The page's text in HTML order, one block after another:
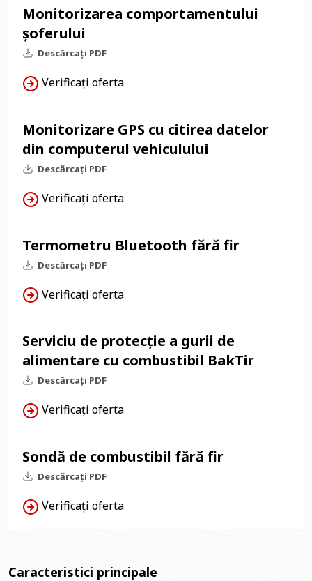
Monitorizarea comportamentului
șoferului
Descărcați PDF
Verificați oferta
Monitorizare GPS cu citirea datelor
din computerul vehiculului
Descărcați PDF
Verificați oferta
Termometru Bluetooth fără fir
Descărcați PDF
Verificați oferta
Serviciu de protecție a gurii de
alimentare cu combustibil BakTir
Descărcați PDF
Verificați oferta
Sondă de combustibil fără fir
Descărcați PDF
Verificați oferta
Caracteristici principale